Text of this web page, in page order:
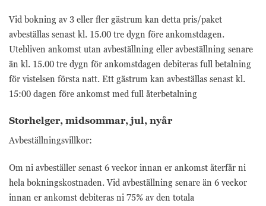
Vid bokning av 3 eller fler gästrum kan detta pris/paket
avbeställas senast kl. 15.00 tre dygn före ankomstdagen.
Utebliven ankomst utan avbeställning eller avbeställning senare
än kl. 15.00 tre dygn för ankomstdagen debiteras full betalning
för vistelsen första natt. Ett gästrum kan avbeställas senast kl.
15:00 dagen före ankomst med full återbetalning
Storhelger, midsommar, jul, nyår
Avbeställningsvillkor:
Om ni avbeställer senast 6 veckor innan er ankomst återfår ni
hela bokningskostnaden. Vid avbeställning senare än 6 veckor
innan er ankomst debiteras ni 75% av den totala
Nödvändiga
grundläggande
funktioner och
webbplatsen
fungerar inte